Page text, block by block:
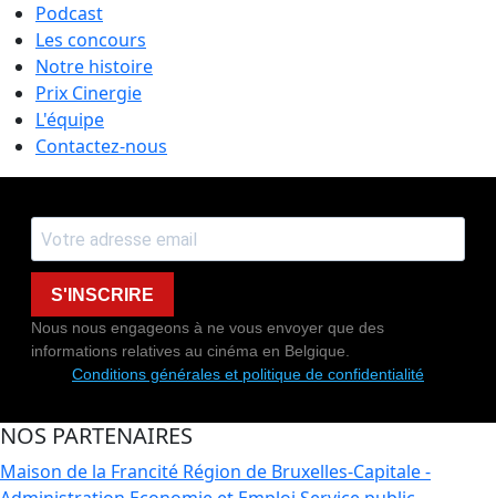
Podcast
Les concours
Notre histoire
Prix Cinergie
L'équipe
Contactez-nous
S'INSCRIRE
Nous nous engageons à ne vous envoyer que des
informations relatives au cinéma en Belgique.
Conditions générales et politique de confidentialité
NOS PARTENAIRES
Maison de la Francité Région de Bruxelles-Capitale -